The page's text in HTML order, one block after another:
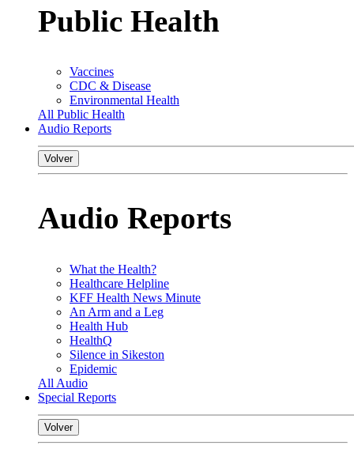
Public Health
Vaccines
CDC & Disease
Environmental Health
All Public Health
Audio Reports
Volver
Audio Reports
What the Health?
Healthcare Helpline
KFF Health News Minute
An Arm and a Leg
Health Hub
HealthQ
Silence in Sikeston
Epidemic
All Audio
Special Reports
Volver